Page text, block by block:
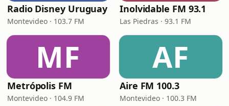
Radio Disney Uruguay
Montevideo · 103.7 FM
Inolvidable FM 93.1
Las Piedras · 93.1 FM
MF
Metrópolis FM
Montevideo · 104.9 FM
AF
Aire FM 100.3
Montevideo · 100.3 FM